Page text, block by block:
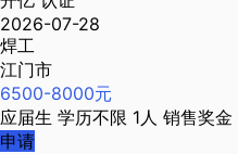
2026-07-28
焊工
江门市
6500-8000元
应届生 学历不限 1人 销售奖金
申请